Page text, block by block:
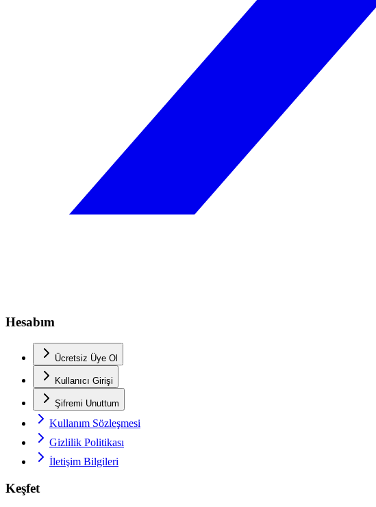
Hesabım
Ücretsiz Üye Ol
Kullanıcı Girişi
Şifremi Unuttum
Kullanım Sözleşmesi
Gizlilik Politikası
İletişim Bilgileri
Keşfet